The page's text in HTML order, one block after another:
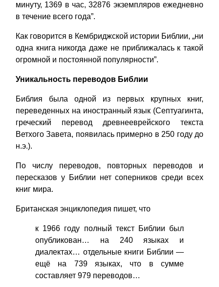
минуту, 1369 в час, 32876 экземпляров ежедневно
в течение всего года”.
Как говорится в Кембриджской истории Библии, „ни
одна книга никогда даже не приближалась к такой
огромной и постоянной популярности”.
Уникальность переводов Библии
Библия была одной из первых крупных книг,
переведенных на иностранный язык (Септуагинта,
греческий перевод древнееврейского текста
Ветхого Завета, появилась примерно в 250 году до
н.э.).
По числу переводов, повторных переводов и
пересказов у Библии нет соперников среди всех
книг мира.
Британская энциклопедия пишет, что
к 1966 году полный текст Библии был
опубликован… на 240 языках и
диалектах… отдельные книги Библии —
ещё на 739 языках, что в сумме
составляет 979 переводов…